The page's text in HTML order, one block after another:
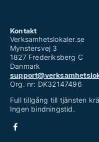
Kontakt
Verksamhetslokaler.se
Mynstersvej 3
1827 Frederiksberg C
Danmark
Org. nr: DK32147496
Full tillgång till tjänsten
Ingen bindningstid.